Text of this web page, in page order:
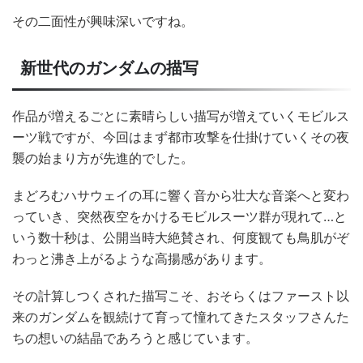
その二面性が興味深いですね。
新世代のガンダムの描写
作品が増えるごとに素晴らしい描写が増えていくモビルス
ーツ戦ですが、今回はまず都市攻撃を仕掛けていくその夜
襲の始まり方が先進的でした。
まどろむハサウェイの耳に響く音から壮大な音楽へと変わ
っていき、突然夜空をかけるモビルスーツ群が現れて…と
いう数十秒は、公開当時大絶賛され、何度観ても鳥肌がぞ
わっと沸き上がるような高揚感があります。
その計算しつくされた描写こそ、おそらくはファースト以
来のガンダムを観続けて育って憧れてきたスタッフさんた
ちの想いの結晶であろうと感じています。